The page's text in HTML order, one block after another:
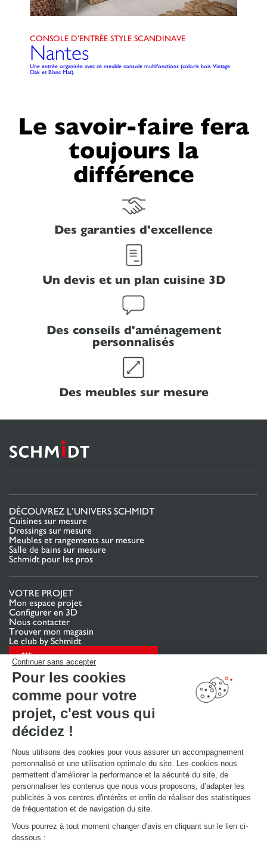
Continuer sans accepter
Pour les cookies
comme pour votre
projet, c'est vous qui
décidez !
Nous utilisons des cookies pour vous assurer un accompagnement
personnalisé et une utilisation optimale du site. Les cookies nous
permettent d’améliorer la performance et la sécurité du site, de
personnaliser les contenus que nous vous proposons, d’adapter les
publicités à vos centres d'intérêts et enfin de réaliser des statistiques
de fréquentation et de navigation du site.
Vous pourrez à tout moment changer d'avis en cliquant sur le lien ci-
dessous :
CONSOLE D’ENTRÉE STYLE SCANDINAVE
Nantes
Une entrée organisée avec ce meuble console multifonctions (coloris bois Vintage
Oak et Blanc Mat).
Le savoir-faire fera
toujours la
différence
Des garanties d'excellence
Un devis et un plan cuisine 3D
Des conseils d'aménagement
personnalisés
Des meubles sur mesure
DÉCOUVREZ L’UNIVERS SCHMIDT
Cuisines sur mesure
Dressings sur mesure
Meubles et rangements sur mesure
Salle de bains sur mesure
Schmidt pour les pros
VOTRE PROJET
Mon espace projet
Configurer en 3D
Nous contacter
Trouver mon magasin
Le club by Schmidt
PRENDRE RENDEZ-VOUS
LIENS UTILES
Promotions
Guides de poses et d’entretien
Consulter notre catalogue
À PROPOS
Actualités du groupe
Nous rejoindre
Ouvrir un magasin
Schmidt dans le monde